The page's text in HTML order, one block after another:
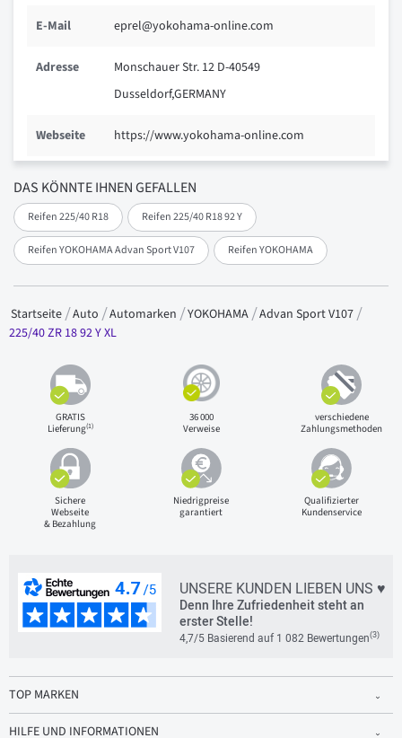
DAS KÖNNTE IHNEN GEFALLEN
Reifen 225/40 R18 Reifen 225/40 R18 92 Y
Reifen YOKOHAMA Advan Sport V107 Reifen YOKOHAMA
E-Mail eprel@yokohama-online.com
Adresse
Monschauer Str. 12 D-40549
Dusseldorf,GERMANY
Webseite https://www.yokohama-online.com
Startseite Auto Automarken YOKOHAMA Advan Sport V107
225/40 ZR 18 92 Y XL
GRATIS
Lieferung(1)
36 000
Verweise
verschiedene
Zahlungsmethoden
Sichere
Webseite
& Bezahlung
Niedrigpreise
garantiert
Qualifizierter
Kundenservice
UNSERE KUNDEN LIEBEN UNS ♥
Denn Ihre Zufriedenheit steht an
erster Stelle!
4,7/5 Basierend auf 1 082 Bewertungen(3)
TOP MARKEN
HILFE UND INFORMATIONEN